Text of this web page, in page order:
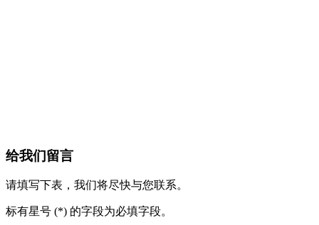
给我们留言
请填写下表，我们将尽快与您联系。
标有星号 (*) 的字段为必填字段。